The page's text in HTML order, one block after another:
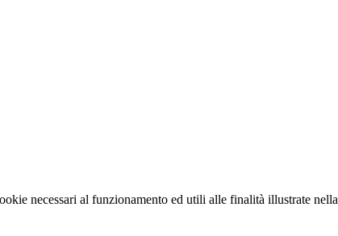
necessari al funzionamento ed utili alle finalità illustrate nella